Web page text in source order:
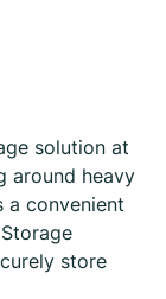
solution at
around heavy
a convenient
store